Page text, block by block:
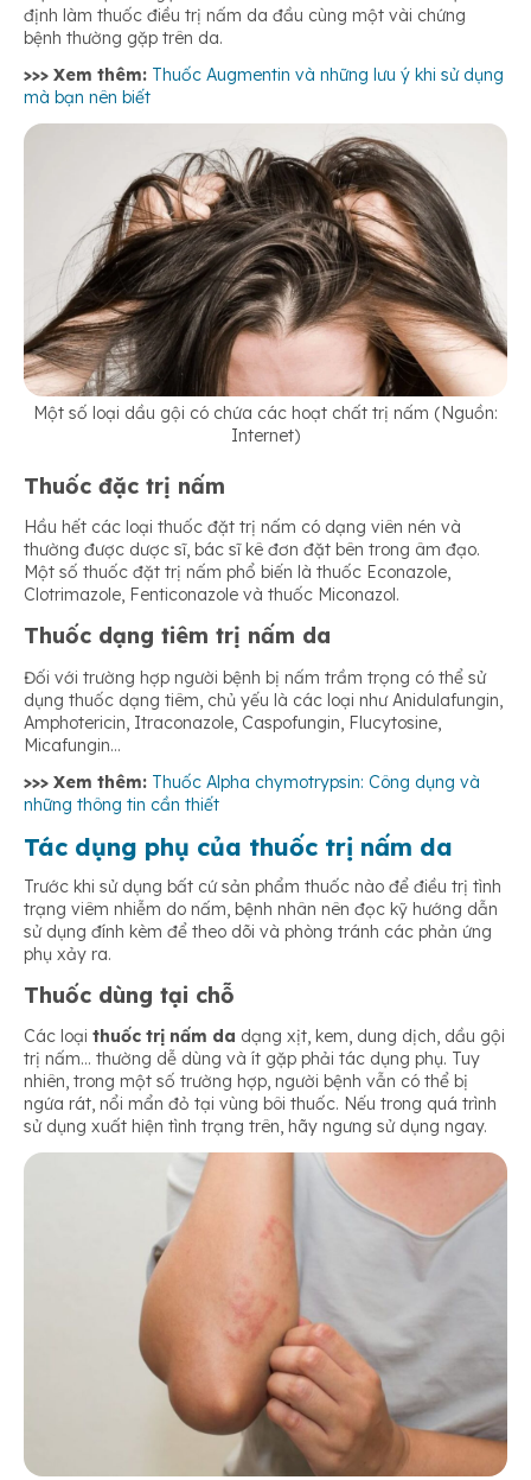
định làm thuốc điều trị nấm da đầu cùng một vài chứng
bệnh thường gặp trên da.
>>> Xem thêm: Thuốc Augmentin và những lưu ý khi sử dụng
mà bạn nên biết
Một số loại dầu gội có chứa các hoạt chất trị nấm (Nguồn:
Internet)
Thuốc đặc trị nấm
Hầu hết các loại thuốc đặt trị nấm có dạng viên nén và
thường được dược sĩ, bác sĩ kê đơn đặt bên trong âm đạo.
Một số thuốc đặt trị nấm phổ biến là thuốc Econazole,
Clotrimazole, Fenticonazole và thuốc Miconazol.
Thuốc dạng tiêm trị nấm da
Đối với trường hợp người bệnh bị nấm trầm trọng có thể sử
dụng thuốc dạng tiêm, chủ yếu là các loại như Anidulafungin,
Amphotericin, Itraconazole, Caspofungin, Flucytosine,
Micafungin…
>>> Xem thêm: Thuốc Alpha chymotrypsin: Công dụng và
những thông tin cần thiết
Tác dụng phụ của thuốc trị nấm da
Trước khi sử dụng bất cứ sản phẩm thuốc nào để điều trị tình
trạng viêm nhiễm do nấm, bệnh nhân nên đọc kỹ hướng dẫn
sử dụng đính kèm để theo dõi và phòng tránh các phản ứng
phụ xảy ra.
Thuốc dùng tại chỗ
Các loại thuốc trị nấm da dạng xịt, kem, dung dịch, dầu gội
trị nấm… thường dễ dùng và ít gặp phải tác dụng phụ. Tuy
nhiên, trong một số trường hợp, người bệnh vẫn có thể bị
ngứa rát, nổi mẩn đỏ tại vùng bôi thuốc. Nếu trong quá trình
sử dụng xuất hiện tình trạng trên, hãy ngưng sử dụng ngay.